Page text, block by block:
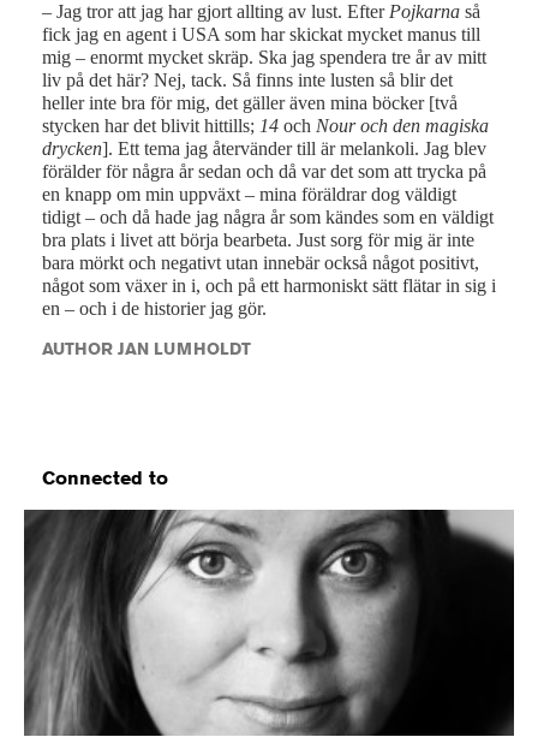
– Jag tror att jag har gjort allting av lust. Efter Pojkarna så
fick jag en agent i USA som har skickat mycket manus till
mig – enormt mycket skräp. Ska jag spendera tre år av mitt
liv på det här? Nej, tack. Så finns inte lusten så blir det
heller inte bra för mig, det gäller även mina böcker [två
stycken har det blivit hittills; 14 och Nour och den magiska
drycken]. Ett tema jag återvänder till är melankoli. Jag blev
förälder för några år sedan och då var det som att trycka på
en knapp om min uppväxt – mina föräldrar dog väldigt
tidigt – och då hade jag några år som kändes som en väldigt
bra plats i livet att börja bearbeta. Just sorg för mig är inte
bara mörkt och negativt utan innebär också något positivt,
något som växer in i, och på ett harmoniskt sätt flätar in sig i
en – och i de historier jag gör.
AUTHOR JAN LUMHOLDT
Connected to